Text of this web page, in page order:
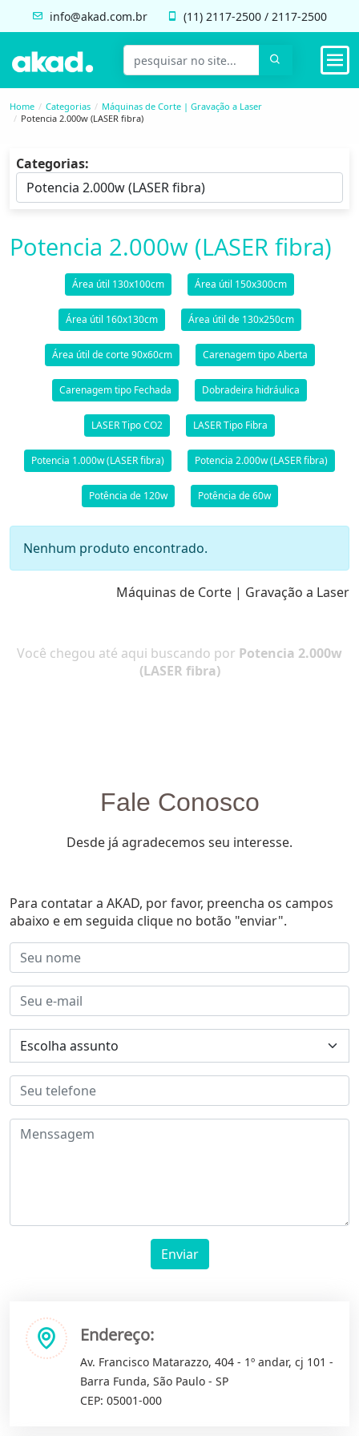
info@akad.com.br (11) 2117-2500 / 2117-2500
Home Categorias
Máquinas de Corte | Gravação a Laser
Potencia 2.000w (LASER fibra)
Categorias:
Potencia 2.000w (LASER fibra)
Área útil 130x100cm Área útil 150x300cm
Área útil 160x130cm Área útil de 130x250cm
Área útil de corte 90x60cm Carenagem tipo Aberta
Carenagem tipo Fechada Dobradeira hidráulica
LASER Tipo CO2 LASER Tipo Fibra
Potencia 1.000w (LASER fibra) Potencia 2.000w (LASER fibra)
Potência de 120w Potência de 60w
Nenhum produto encontrado.
Máquinas de Corte | Gravação a Laser
Você chegou até aqui buscando por Potencia 2.000w
(LASER fibra)
Fale Conosco
Desde já agradecemos seu interesse.
Para contatar a AKAD, por favor, preencha os campos
abaixo e em seguida clique no botão "enviar".
Enviar
Endereço:
Av. Francisco Matarazzo, 404 - 1º andar, cj 101 -
Barra Funda, São Paulo - SP
CEP: 05001-000